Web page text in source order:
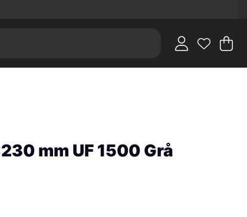
.
mm UF 1500 Grå